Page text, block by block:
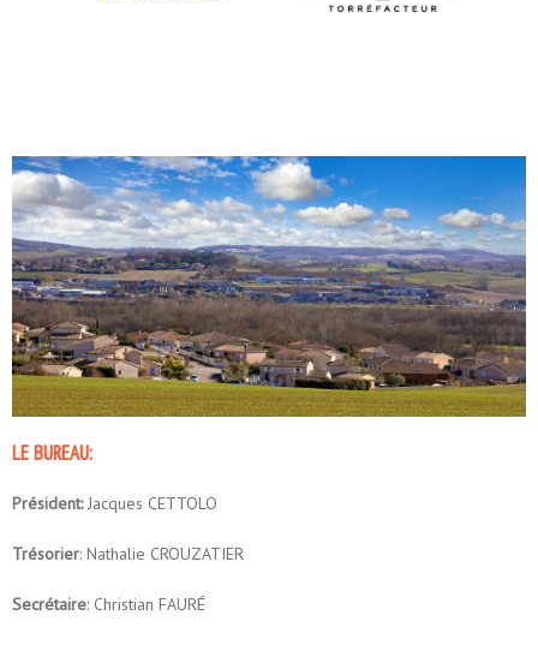
LE BUREAU:
Président:Jacques CETTOLO
Trésorier: Nathalie CROUZATIER
Secrétaire: Christian FAURÉ